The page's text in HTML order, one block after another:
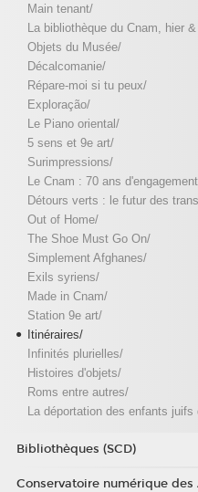
Main tenant/
La bibliothèque du Cnam, hier
Objets du Musée/
Décalcomanie/
Répare-moi si tu peux/
Exploração/
Le Piano oriental/
5 sens et 9e art/
Surimpressions/
Le Cnam : 70 ans
Détours verts : le futur des
Out of Home/
The Shoe Must Go On/
Simplement Afghanes/
Exils syriens/
Made in Cnam/
Station 9e art/
Itinéraires/
Infinités plurielles/
Histoires d'objets/
Roms entre autres/
La déportation des enfants juifs
Bibliothèques (SCD)
Conservatoire numérique